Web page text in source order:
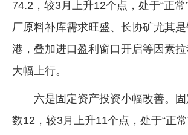
74.2，较3月上升12个点，处于“正
厂原料补库需求旺盛、长协矿尤其是
港，叠加进口盈利窗口开启等因素
大幅上行。
六是固定资产投资小幅改善。
数12，较3月上升11个点，处于“正